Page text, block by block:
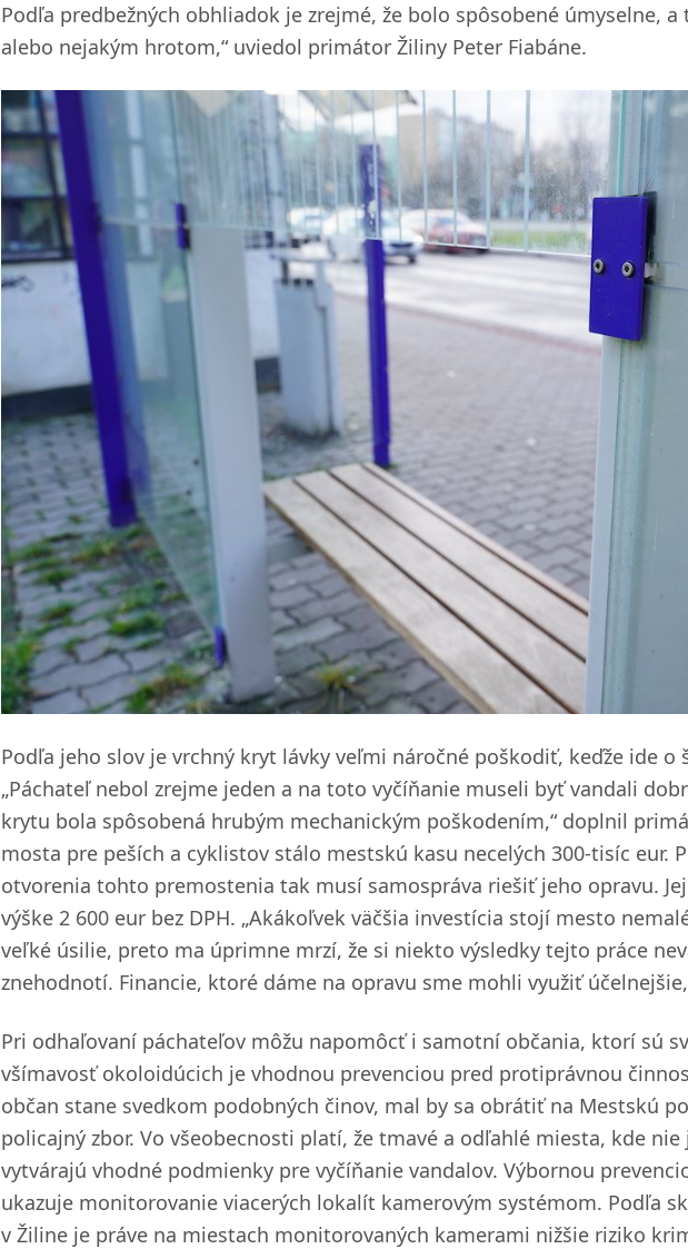
Podľa predbežných obhliadok je zrejmé, že bolo spôsobené úmyselne,
alebo nejakým hrotom,“ uviedol primátor Žiliny Peter Fiabáne.
Podľa jeho slov je vrchný kryt lávky veľmi náročné poškodiť, keďže ide o
„Páchateľ nebol zrejme jeden a na toto vyčíňanie museli byť vandali
krytu bola spôsobená hrubým mechanickým poškodením,“ doplnil
mosta pre peších a cyklistov stálo mestskú kasu necelých 300-tisíc eur.
otvorenia tohto premostenia tak musí samospráva riešiť jeho opravu.
výške 2 600 eur bez DPH. „Akákoľvek väčšia investícia stojí mesto
veľké úsilie, preto ma úprimne mrzí, že si niekto výsledky tejto práce
znehodnotí. Financie, ktoré dáme na opravu sme mohli využiť
Pri odhaľovaní páchateľov môžu napomôcť i samotní občania, ktorí sú
všímavosť okoloidúcich je vhodnou prevenciou pred protiprávnou
občan stane svedkom podobných činov, mal by sa obrátiť na Mestskú
policajný zbor. Vo všeobecnosti platí, že tmavé a odľahlé miesta, kde
vytvárajú vhodné podmienky pre vyčíňanie vandalov. Výbornou
ukazuje monitorovanie viacerých lokalít kamerovým systémom. Podľa
v Žiline je práve na miestach monitorovaných kamerami nižšie riziko